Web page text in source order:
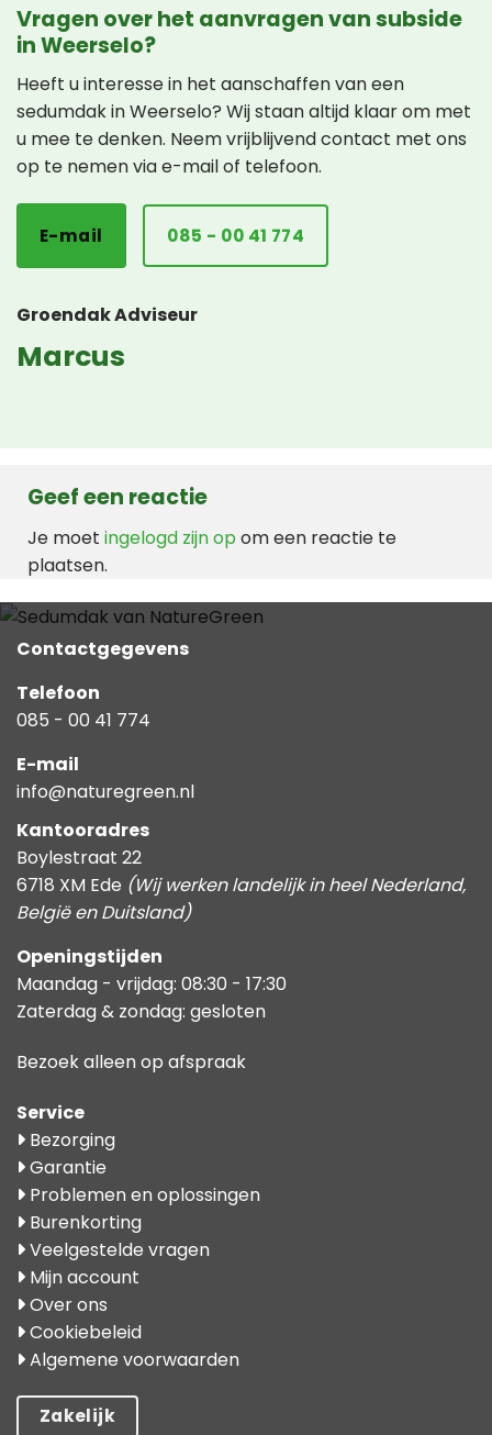
Vragen over het aanvragen van subside
in Weerselo?
Heeft u interesse in het aanschaffen van een
sedumdak in Weerselo? Wij staan altijd klaar om met
u mee te denken. Neem vrijblijvend contact met ons
op te nemen via e-mail of telefoon.
E-mail 085 - 00 41 774
Groendak Adviseur
Marcus
Geef een reactie
Je moet ingelogd zijn op om een reactie te
plaatsen.
Contactgegevens
Telefoon
085 - 00 41 774
E-mail
info@naturegreen.nl
Kantooradres
Boylestraat 22
6718 XM Ede (Wij werken landelijk in heel Nederland,
België en Duitsland)
Openingstijden
Maandag - vrijdag: 08:30 - 17:30
Zaterdag & zondag: gesloten
Bezoek alleen op afspraak
Service
Bezorging
Garantie
Problemen en oplossingen
Burenkorting
Veelgestelde vragen
Mijn account
Over ons
Cookiebeleid
Algemene voorwaarden
Zakelijk